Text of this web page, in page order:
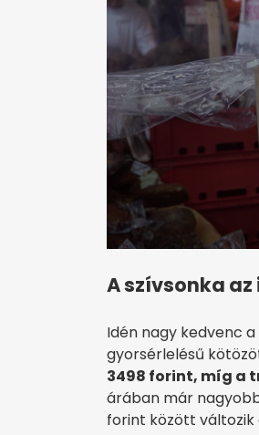
A szívsonka
Idén nagy kedvenc
gyorsérlelésű
3498 forint, míg a
árában már
forint között változik